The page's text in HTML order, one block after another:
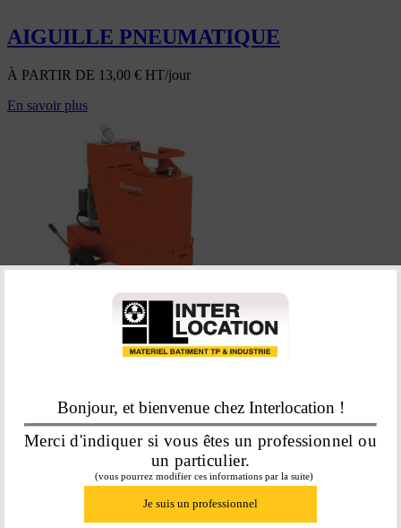
Bonjour, et bienvenue chez Interlocation !
Merci d'indiquer si vous êtes un professionnel ou
un particulier.
(vous pourrez modifier ces informations par la suite)
Je suis un professionnel
AIGUILLE PNEUMATIQUE
À PARTIR DE 13,00 € HT/jour
En savoir plus
PONCEUSE BETON
En savoir plus